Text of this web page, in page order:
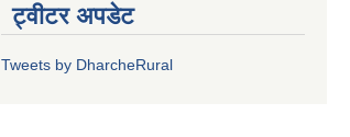
ट्वीटर अपडेट
Tweets by DharcheRural